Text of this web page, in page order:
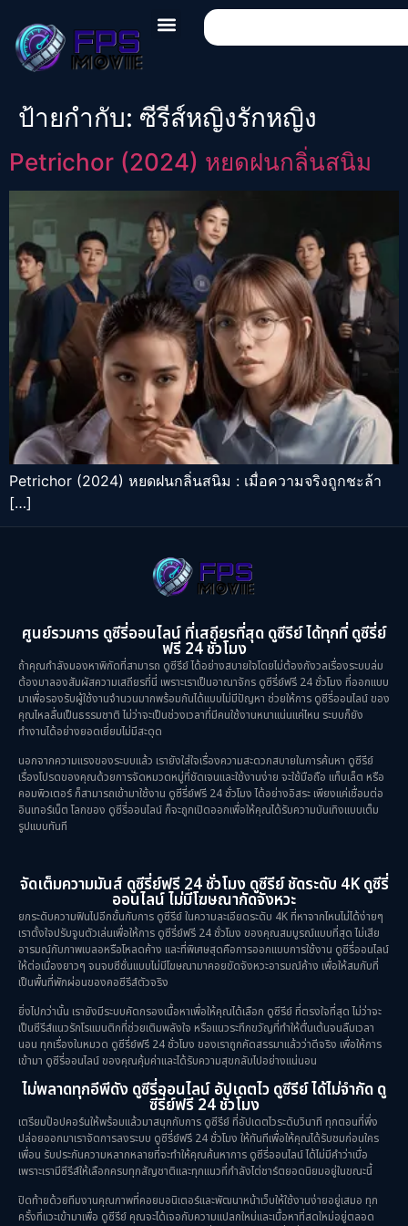
ป้ายกำกับ: ซีรีส์หญิงรักหญิง
Petrichor (2024) หยดฝนกลิ่นสนิม
Petrichor (2024) หยดฝนกลิ่นสนิม : เมื่อความจริงถูกชะล้า
[…]
ศูนย์รวมการ ดูซีรี่ออนไลน์ ที่เสถียรที่สุด ดูซีรีย์ ได้ทุกที่ ดูซีรี่ย์
ฟรี 24 ชั่วโมง
ถ้าคุณกำลังมองหาพิกัดที่สามารถ ดูซีรีย์ ได้อย่างสบายใจโดยไม่ต้องกังวลเรื่องระบบล่ม
ต้องมาลองสัมผัสความเสถียรที่นี่ เพราะเราเป็นอาณาจักร ดูซีรี่ย์ฟรี 24 ชั่วโมง ที่ออกแบบ
มาเพื่อรองรับผู้ใช้งานจำนวนมากพร้อมกันได้แบบไม่มีปัญหา ช่วยให้การ ดูซีรี่ออนไลน์ ของ
คุณไหลลื่นเป็นธรรมชาติ ไม่ว่าจะเป็นช่วงเวลาที่มีคนใช้งานหนาแน่นแค่ไหน ระบบก็ยัง
ทำงานได้อย่างยอดเยี่ยมไม่มีสะดุด
นอกจากความแรงของระบบแล้ว เรายังใส่ใจเรื่องความสะดวกสบายในการค้นหา ดูซีรีย์
เรื่องโปรดของคุณด้วยการจัดหมวดหมู่ที่ชัดเจนและใช้งานง่าย จะใช้มือถือ แท็บเล็ต หรือ
คอมพิวเตอร์ ก็สามารถเข้ามาใช้งาน ดูซีรี่ย์ฟรี 24 ชั่วโมง ได้อย่างอิสระ เพียงแค่เชื่อมต่อ
อินเทอร์เน็ต โลกของ ดูซีรี่ออนไลน์ ก็จะถูกเปิดออกเพื่อให้คุณได้รับความบันเทิงแบบเต็ม
รูปแบบทันที
จัดเต็มความมันส์ ดูซีรี่ย์ฟรี 24 ชั่วโมง ดูซีรีย์ ชัดระดับ 4K ดูซีรี่
ออนไลน์ ไม่มีโฆษณากัดจังหวะ
ยกระดับความฟินไปอีกขั้นกับการ ดูซีรีย์ ในความละเอียดระดับ 4K ที่หาจากไหนไม่ได้ง่ายๆ
เราตั้งใจปรับจูนตัวเล่นเพื่อให้การ ดูซีรี่ย์ฟรี 24 ชั่วโมง ของคุณสมบูรณ์แบบที่สุด ไม่เสีย
อารมณ์กับภาพเบลอหรือโหลดค้าง และที่พิเศษสุดคือการออกแบบการใช้งาน ดูซีรี่ออนไลน์
ให้ต่อเนื่องยาวๆ จนจบซีซั่นแบบไม่มีโฆษณามาคอยขัดจังหวะอารมณ์ค้าง เพื่อให้สมกับที่
เป็นพื้นที่พักผ่อนของคอซีรีส์ตัวจริง
ยิ่งไปกว่านั้น เรายังมีระบบคัดกรองเนื้อหาเพื่อให้คุณได้เลือก ดูซีรีย์ ที่ตรงใจที่สุด ไม่ว่าจะ
เป็นซีรีส์แนวรักโรแมนติกที่ช่วยเติมพลังใจ หรือแนวระทึกขวัญที่ทำให้ตื่นเต้นจนลืมเวลา
นอน ทุกเรื่องในหมวด ดูซีรี่ย์ฟรี 24 ชั่วโมง ของเราถูกคัดสรรมาแล้วว่าดีจริง เพื่อให้การ
เข้ามา ดูซีรี่ออนไลน์ ของคุณคุ้มค่าและได้รับความสุขกลับไปอย่างแน่นอน
ไม่พลาดทุกอีพีดัง ดูซีรี่ออนไลน์ อัปเดตไว ดูซีรีย์ ได้ไม่จำกัด ดู
ซีรี่ย์ฟรี 24 ชั่วโมง
เตรียมป๊อปคอร์นให้พร้อมแล้วมาสนุกกับการ ดูซีรีย์ ที่อัปเดตไวระดับวินาที ทุกตอนที่พึ่ง
ปล่อยออกมาเราจัดการลงระบบ ดูซีรี่ย์ฟรี 24 ชั่วโมง ให้ทันทีเพื่อให้คุณได้รับชมก่อนใคร
เพื่อน รับประกันความหลากหลายที่จะทำให้คุณค้นหาการ ดูซีรี่ออนไลน์ ได้ไม่มีคำว่าเบื่อ
เพราะเรามีซีรีส์ให้เลือกครบทุกสัญชาติและทุกแนวที่กำลังไต่ชาร์ตยอดนิยมอยู่ในขณะนี้
ปิดท้ายด้วยทีมงานคุณภาพที่คอยมอนิเตอร์และพัฒนาหน้าเว็บให้ใช้งานง่ายอยู่เสมอ ทุก
ครั้งที่แวะเข้ามาเพื่อ ดูซีรีย์ คุณจะได้เจอกับความแปลกใหม่และเนื้อหาที่สดใหม่อยู่ตลอด